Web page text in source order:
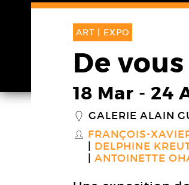
ART | EXPO
De
18 Mar - 24
_ GALERIE ALAIN
S FRANÇOIS-
DELPHINE
ANTOINETTE